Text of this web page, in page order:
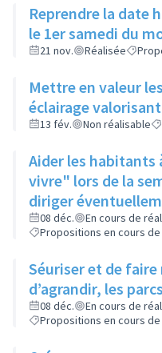
Reprendre la date
le 1er samedi du
21 nov. Réalisée
Mettre en valeur
éclairage
13 fév. Non réalisable
Aider les habitants
vivre" lors de la
diriger
besoin
08 déc.
En cours de
Propositions en cours
Séuriser et de
d’agrandir, les
08 déc.
En cours de
Propositions en cours